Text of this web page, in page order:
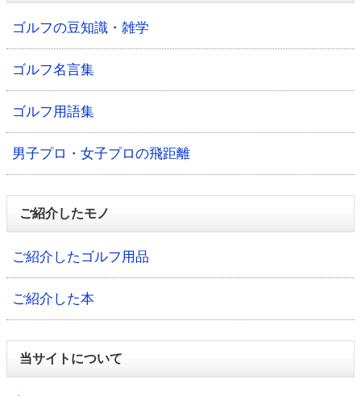
ゴルフの豆知識・雑学
ゴルフ名言集
ゴルフ用語集
男子プロ・女子プロの飛距離
ご紹介したモノ
ご紹介したゴルフ用品
ご紹介した本
当サイトについて